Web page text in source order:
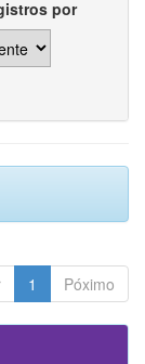
por
1 Póximo